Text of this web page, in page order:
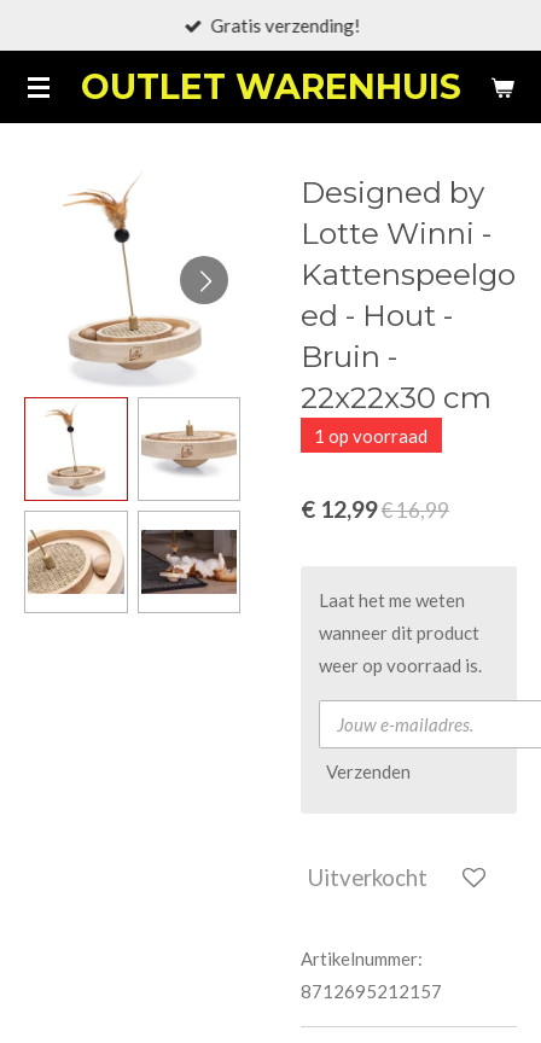
naar
de
OUTLET WARENHUIS
Gratis verzending!
Designed by
Lotte Winni -
Kattenspeelgo
ed - Hout -
Bruin -
22x22x30 cm
1 op voorraad
€ 12,99€ 16,99
Laat het me weten
wanneer dit product
weer op voorraad is.
Verzenden
Uitverkocht
Artikelnummer:
8712695212157